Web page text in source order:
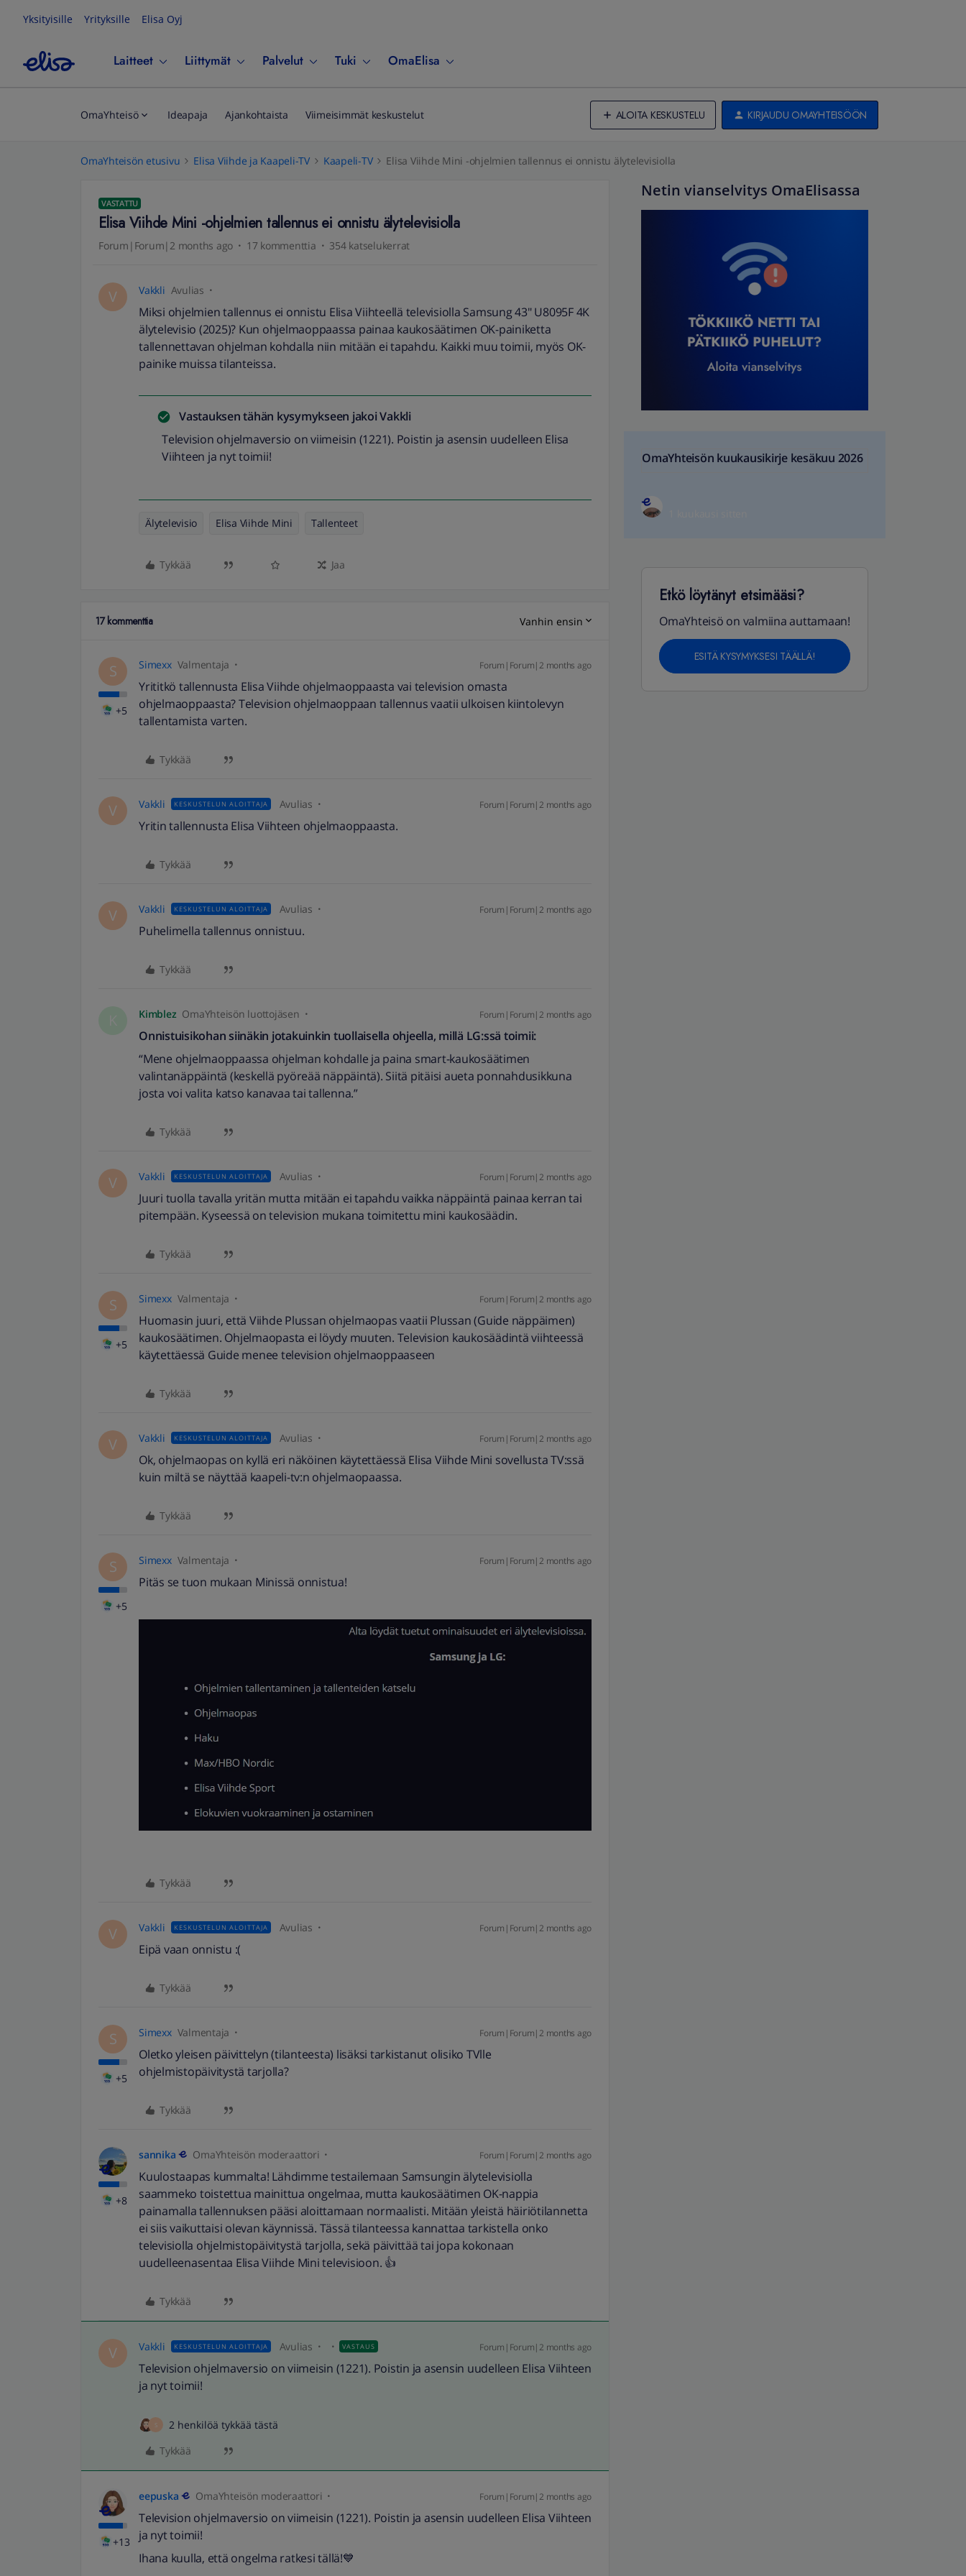
Yksityisille Yrityksille Elisa Oyj
Laitteet Liittymät Palvelut Tuki OmaElisa
OmaYhteisö Ideapaja Ajankohtaista Viimeisimmät keskustelut ALOITA KESKUSTELU KIRJAUDU OMAYHTEISÖÖN
OmaYhteisön etusivu Elisa Viihde ja Kaapeli-TV Kaapeli-TV Elisa Viihde Mini -ohjelmien tallennus ei onnistu älytelevisiolla
VASTATTU
Elisa Viihde Mini -ohjelmien tallennus ei onnistu älytelevisiolla
Forum|Forum|2 months ago 17 kommenttia 354 katselukerrat
V Vakkli Avulias
Miksi ohjelmien tallennus ei onnistu Elisa Viihteellä televisiolla Samsung 43" U8095F 4K
älytelevisio (2025)? Kun ohjelmaoppaassa painaa kaukosäätimen OK-painiketta
tallennettavan ohjelman kohdalla niin mitään ei tapahdu. Kaikki muu toimii, myös OK-
painike muissa tilanteissa.
Vastauksen tähän kysymykseen jakoiVakkli
Television ohjelmaversio on viimeisin (1221). Poistin ja asensin uudelleen Elisa
Viihteen ja nyt toimii!
Älytelevisio Elisa Viihde Mini Tallenteet
Tykkää Jaa
17 kommenttia Vanhin ensin
S
+5
Simexx Valmentaja Forum|Forum|2 months ago
Yrititkö tallennusta Elisa Viihde ohjelmaoppaasta vai television omasta
ohjelmaoppaasta? Television ohjelmaoppaan tallennus vaatii ulkoisen kiintolevyn
tallentamista varten.
Tykkää
V Vakkli KESKUSTELUN ALOITTAJA Avulias Forum|Forum|2 months ago
Yritin tallennusta Elisa Viihteen ohjelmaoppaasta.
Tykkää
V Vakkli KESKUSTELUN ALOITTAJA Avulias Forum|Forum|2 months ago
Puhelimella tallennus onnistuu.
Tykkää
Kimblez OmaYhteisön luottojäsen Forum|Forum|2 months ago
Onnistuisikohan siinäkin jotakuinkin tuollaisella ohjeella, millä LG:ssä toimii:
“Mene ohjelmaoppaassa ohjelman kohdalle ja paina smart-kaukosäätimen
valintanäppäintä (keskellä pyöreää näppäintä). Siitä pitäisi aueta ponnahdusikkuna
josta voi valita katso kanavaa tai tallenna.”
Tykkää
V Vakkli KESKUSTELUN ALOITTAJA Avulias Forum|Forum|2 months ago
Juuri tuolla tavalla yritän mutta mitään ei tapahdu vaikka näppäintä painaa kerran tai
pitempään. Kyseessä on television mukana toimitettu mini kaukosäädin.
Tykkää
S
+5
Simexx Valmentaja Forum|Forum|2 months ago
Huomasin juuri, että Viihde Plussan ohjelmaopas vaatii Plussan (Guide näppäimen)
kaukosäätimen. Ohjelmaopasta ei löydy muuten. Television kaukosäädintä viihteessä
käytettäessä Guide menee television ohjelmaoppaaseen
Tykkää
V Vakkli KESKUSTELUN ALOITTAJA Avulias Forum|Forum|2 months ago
Ok, ohjelmaopas on kyllä eri näköinen käytettäessä Elisa Viihde Mini sovellusta TV:ssä
kuin miltä se näyttää kaapeli-tv:n ohjelmaopaassa.
Tykkää
S
+5
Simexx Valmentaja Forum|Forum|2 months ago
Pitäs se tuon mukaan Minissä onnistua!
Tykkää
V Vakkli KESKUSTELUN ALOITTAJA Avulias Forum|Forum|2 months ago
Eipä vaan onnistu :(
Tykkää
S
+5
Simexx Valmentaja Forum|Forum|2 months ago
Oletko yleisen päivittelyn (tilanteesta) lisäksi tarkistanut olisiko TVlle
ohjelmistopäivitystä tarjolla?
Tykkää
+8
sannika OmaYhteisön moderaattori Forum|Forum|2 months ago
Kuulostaapas kummalta! Lähdimme testailemaan Samsungin älytelevisiolla
saammeko toistettua mainittua ongelmaa, mutta kaukosäätimen OK-nappia
painamalla tallennuksen pääsi aloittamaan normaalisti. Mitään yleistä häiriötilannetta
ei siis vaikuttaisi olevan käynnissä. Tässä tilanteessa kannattaa tarkistella onko
televisiolla ohjelmistopäivitystä tarjolla, sekä päivittää tai jopa kokonaan
uudelleenasentaa Elisa Viihde Mini televisioon. 👍
Tykkää
V Vakkli KESKUSTELUN ALOITTAJA Avulias VASTAUS Forum|Forum|2 months ago
Television ohjelmaversio on viimeisin (1221). Poistin ja asensin uudelleen Elisa Viihteen
ja nyt toimii!
S
2 henkilöä tykkää tästä
Tykkää
+13
eepuska OmaYhteisön moderaattori Forum|Forum|2 months ago
Television ohjelmaversio on viimeisin (1221). Poistin ja asensin uudelleen Elisa Viihteen
ja nyt toimii!
Ihana kuulla, että ongelma ratkesi tällä!💙
Netin vianselvitys OmaElisassa
OmaYhteisön kuukausikirje kesäkuu 2026
Etkö löytänyt etsimääsi?
OmaYhteisö on valmiina auttamaan!
ESITÄ KYSYMYKSESI TÄÄLLÄ!